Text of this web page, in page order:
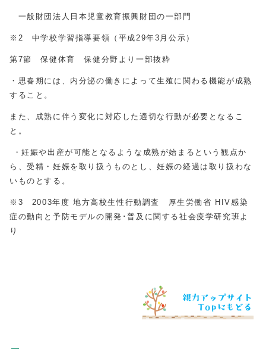
一般財団法人日本児童教育振興財団の一部門
※2 中学校学習指導要領（平成29年3月公示）
第7節 保健体育 保健分野より一部抜粋
・思春期には、内分泌の働きによって生殖に関わる機能が成熟
すること。
また、成熟に伴う変化に対応した適切な行動が必要となるこ
と。
・妊娠や出産が可能となるような成熟が始まるという観点か
ら、受精・妊娠を取り扱うものとし、妊娠の経過は取り扱わな
いものとする。
※3 2003年度 地方高校生性行動調査 厚生労働省 HIV感染
症の動向と予防モデルの開発･普及に関する社会疫学研究班よ
り